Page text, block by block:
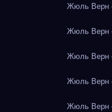
Жюль Верн
Жюль Верн
Жюль Верн
Жюль Верн
Жюль Верн